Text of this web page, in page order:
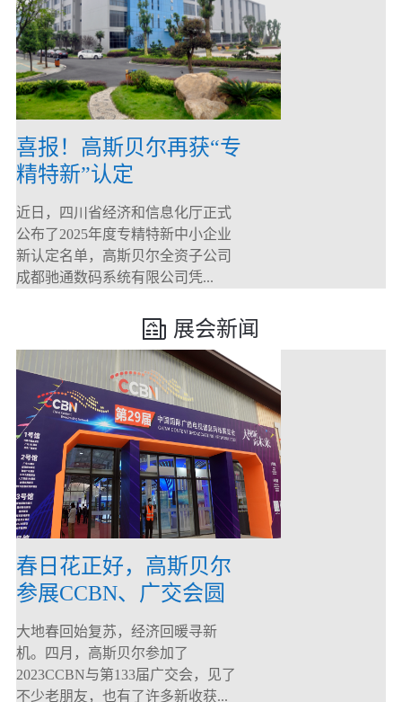
喜报！高斯贝尔再获“专
精特新”认定
近日，四川省经济和信息化厅正式
公布了2025年度专精特新中小企业
新认定名单，高斯贝尔全资子公司
成都驰通数码系统有限公司凭...
展会新闻
春日花正好，高斯贝尔
参展CCBN、广交会圆
满落幕！
大地春回始复苏，经济回暖寻新
机。四月，高斯贝尔参加了
2023CCBN与第133届广交会，见了
不少老朋友，也有了许多新收获...